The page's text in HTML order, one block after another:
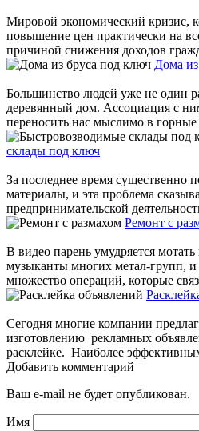
Мировой экономический кризис,
повышение цен практически на
причиной снижения доходов
Дома
Большинство людей уже не один
деревянный дом. Ассоциация с
переносить нас мыслимо в
склады под ключ
За последнее время существенно
материалы, и эта проблема
предпринимательской
Ремонт с
В видео парень умудряется
музыканты многих метал-групп,
множество операций, которые
Сегодня многие компании
изготовлению рекламных
расклейке. Наиболее
Добавить комментарий
Ваш e-mail не будет опубликован.
Имя